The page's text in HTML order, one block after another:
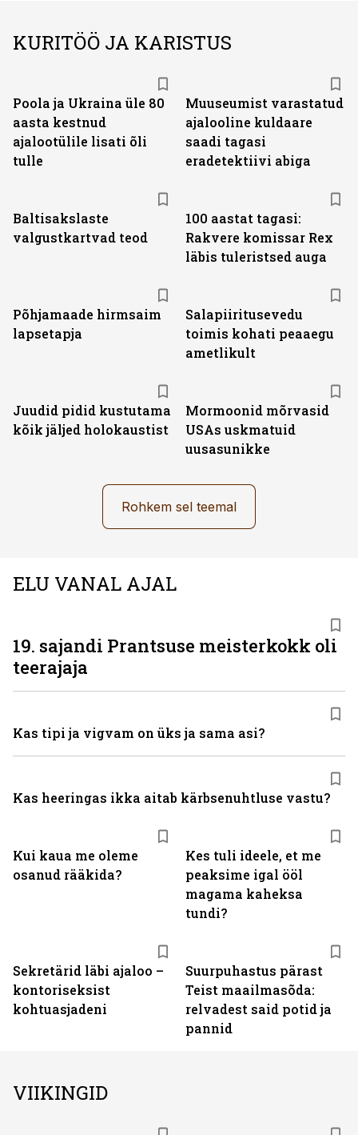
KURITÖÖ JA KARISTUS
Poola ja Ukraina üle 80
aasta kestnud
ajalootülile lisati õli
tulle
Muuseumist varastatud
ajalooline kuldaare
saadi tagasi
eradetektiivi abiga
Baltisakslaste
valgustkartvad teod
100 aastat tagasi:
Rakvere komissar Rex
läbis tuleristsed auga
Põhjamaade hirmsaim
lapsetapja
Salapiiritusevedu
toimis kohati peaaegu
ametlikult
Juudid pidid kustutama
kõik jäljed holokaustist
Mormoonid mõrvasid
USAs uskmatuid
uusasunikke
Rohkem sel teemal
ELU VANAL AJAL
Kui kaua me oleme
osanud rääkida?
Kes tuli ideele, et me
peaksime igal ööl
magama kaheksa
tundi?
Sekretärid läbi ajaloo –
kontoriseksist
kohtuasjadeni
Suurpuhastus pärast
Teist maailmasõda:
relvadest said potid ja
pannid
19. sajandi Prantsuse meisterkokk oli
teerajaja
Kas tipi ja vigvam on üks ja sama asi?
Kas heeringas ikka aitab kärbsenuhtluse vastu?
VIIKINGID